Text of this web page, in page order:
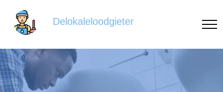
Delokaleloodgieter